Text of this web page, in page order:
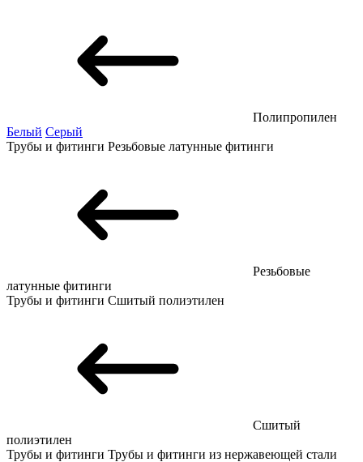
Полипропилен
Белый Серый
Трубы и фитинги Резьбовые латунные фитинги
Резьбовые
латунные фитинги
Трубы и фитинги Сшитый полиэтилен
Сшитый
полиэтилен
Трубы и фитинги Трубы и фитинги из нержавеющей стали